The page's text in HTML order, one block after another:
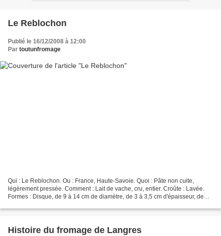
Le Reblochon
Publié le 16/12/2008 à 12:00
Par toutunfromage
Qui : Le Reblochon. Ou : France, Haute-Savoie. Quoi : Pâte non cuite,
légèrement pressée. Comment : Lait de vache, cru, entier. Croûte : Lavée.
Formes : Disque, de 9 à 14 cm de diamètre, de 3 à 3,5 cm d'épaisseur, de
Histoire du fromage de Langres